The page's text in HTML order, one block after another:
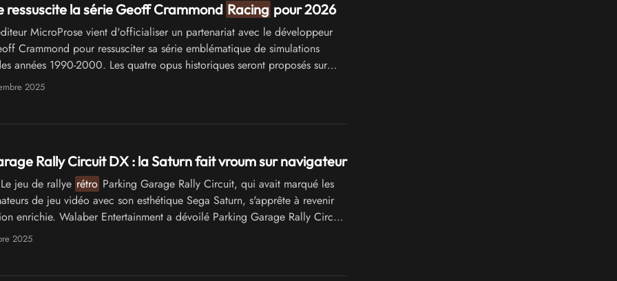
ressuscite la série Geoff Crammond Racing pour 2026
MicroProse vient d'officialiser un partenariat avec le développeur
Crammond pour ressusciter sa série emblématique de simulations
années 1990-2000. Les quatre opus historiques seront proposés sur
sous une nouvelle dénomination : Geoff Crammond
2025
Rally Circuit DX : la Saturn fait vroum sur navigateur
jeu de rallye rétro Parking Garage Rally Circuit, qui avait marqué les
de jeu vidéo avec son esthétique Sega Saturn, s'apprête à revenir
enrichie. Walaber Entertainment a dévoilé Parking Garage Rally Circuit
qui double le contenu du titre original sorti en 2024 sur PC.
2025